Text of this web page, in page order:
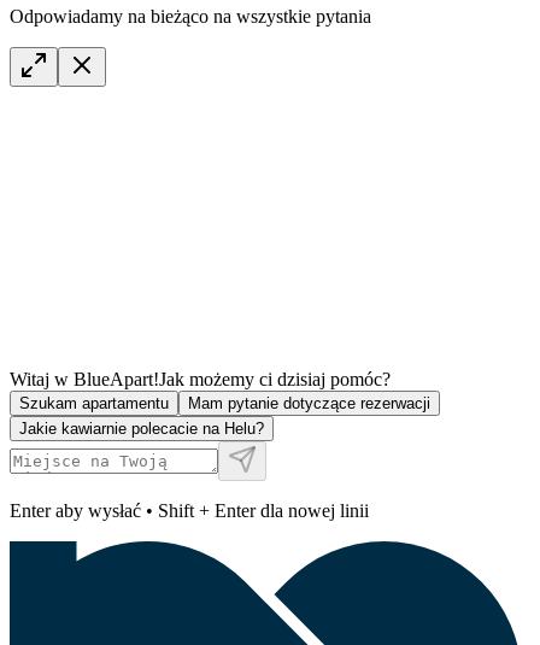
Odpowiadamy na bieżąco na wszystkie pytania
Witaj w BlueApart!Jak możemy ci dzisiaj pomóc?
Szukam apartamentu
Mam pytanie dotyczące rezerwacji
Jakie kawiarnie polecacie na Helu?
Enter aby wysłać • Shift + Enter dla nowej linii